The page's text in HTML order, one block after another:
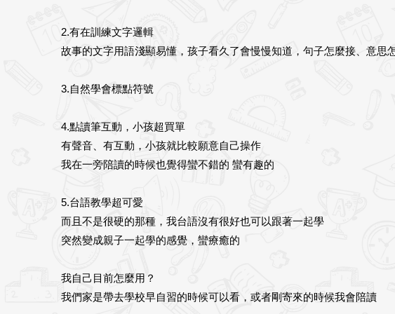
2.有在訓練文字邏輯
故事的文字用語淺顯易懂，孩子看久了會慢慢知道，句子怎麼接、意思
3.自然學會標點符號
4.點讀筆互動，小孩超買單
有聲音、有互動，小孩就比較願意自己操作
我在一旁陪讀的時候也覺得蠻不錯的 蠻有趣的
5.台語教學超可愛
而且不是很硬的那種，我台語沒有很好也可以跟著一起學
突然變成親子一起學的感覺，蠻療癒的
我自己目前怎麼用？
我們家是帶去學校早自習的時候可以看，或者剛寄來的時候我會陪讀